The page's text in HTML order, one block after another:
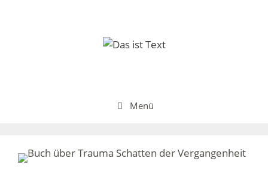
Menü